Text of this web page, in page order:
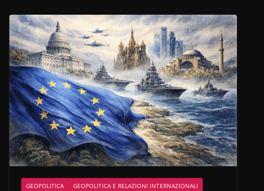
GEOPOLITICA
GEOPOLITICA E RELAZIONI INTERNAZIONALI